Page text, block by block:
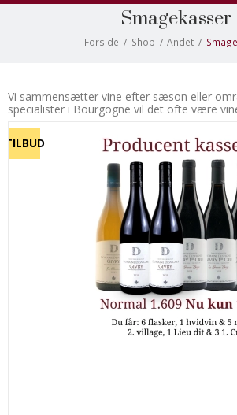
Smagekasser
Forside / Shop / Andet /
Vi sammensætter vine efter sæson eller
specialister i Bourgogne vil det ofte være
TILBUD